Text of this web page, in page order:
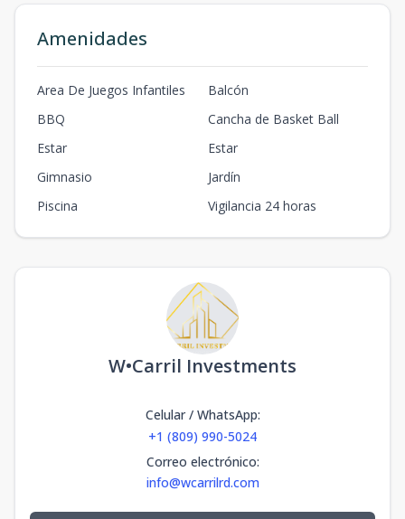
Amenidades
Area De Juegos Infantiles
Balcón
BBQ
Cancha de Basket Ball
Estar
Estar
Gimnasio
Jardín
Piscina
Vigilancia 24 horas
W•Carril Investments
Celular / WhatsApp:
+1 (809) 990-5024
Correo electrónico:
info@wcarrilrd.com